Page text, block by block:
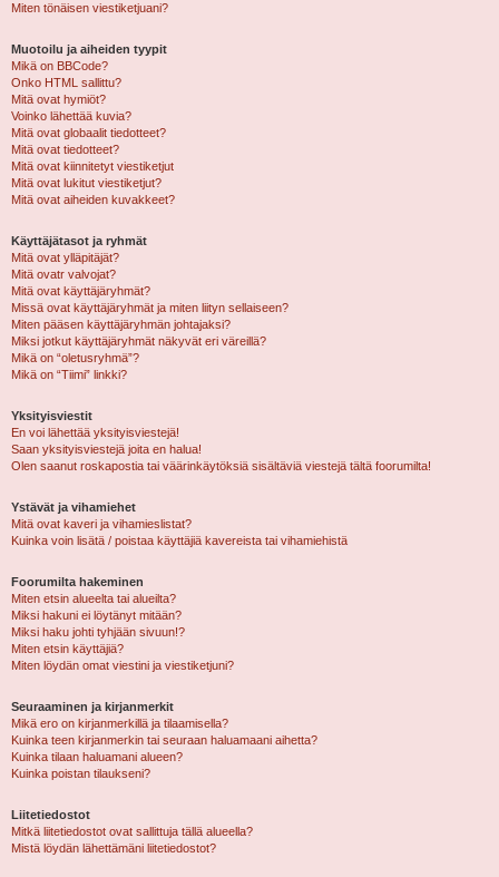
Miten tönäisen viestiketjuani?
Muotoilu ja aiheiden tyypit
Mikä on BBCode?
Onko HTML sallittu?
Mitä ovat hymiöt?
Voinko lähettää kuvia?
Mitä ovat globaalit tiedotteet?
Mitä ovat tiedotteet?
Mitä ovat kiinnitetyt viestiketjut
Mitä ovat lukitut viestiketjut?
Mitä ovat aiheiden kuvakkeet?
Käyttäjätasot ja ryhmät
Mitä ovat ylläpitäjät?
Mitä ovatr valvojat?
Mitä ovat käyttäjäryhmät?
Missä ovat käyttäjäryhmät ja miten liityn sellaiseen?
Miten pääsen käyttäjäryhmän johtajaksi?
Miksi jotkut käyttäjäryhmät näkyvät eri väreillä?
Mikä on “oletusryhmä”?
Mikä on “Tiimi” linkki?
Yksityisviestit
En voi lähettää yksityisviestejä!
Saan yksityisviestejä joita en halua!
Olen saanut roskapostia tai väärinkäytöksiä sisältäviä viestejä tältä foorumilta!
Ystävät ja vihamiehet
Mitä ovat kaveri ja vihamieslistat?
Kuinka voin lisätä / poistaa käyttäjiä kavereista tai vihamiehistä
Foorumilta hakeminen
Miten etsin alueelta tai alueilta?
Miksi hakuni ei löytänyt mitään?
Miksi haku johti tyhjään sivuun!?
Miten etsin käyttäjiä?
Miten löydän omat viestini ja viestiketjuni?
Seuraaminen ja kirjanmerkit
Mikä ero on kirjanmerkillä ja tilaamisella?
Kuinka teen kirjanmerkin tai seuraan haluamaani aihetta?
Kuinka tilaan haluamani alueen?
Kuinka poistan tilaukseni?
Liitetiedostot
Mitkä liitetiedostot ovat sallittuja tällä alueella?
Mistä löydän lähettämäni liitetiedostot?